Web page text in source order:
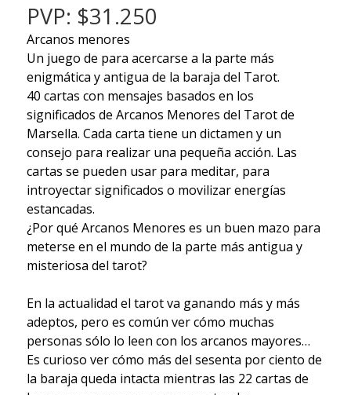
PVP: $31.250
Arcanos menores
Un juego de para acercarse a la parte más
enigmática y antigua de la baraja del Tarot.
40 cartas con mensajes basados en los
significados de Arcanos Menores del Tarot de
Marsella. Cada carta tiene un dictamen y un
consejo para realizar una pequeña acción. Las
cartas se pueden usar para meditar, para
introyectar significados o movilizar energías
estancadas.
¿Por qué Arcanos Menores es un buen mazo para
meterse en el mundo de la parte más antigua y
misteriosa del tarot?​​​​​​​​
En la actualidad el tarot va ganando más y más
adeptos, pero es común ver cómo muchas
personas sólo lo leen con los arcanos mayores…
Es curioso ver cómo más del sesenta por ciento de
la baraja queda intacta mientras las 22 cartas de